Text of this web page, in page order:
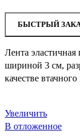
БЫСТРЫЙ
Лента
шириной 3 см,
качестве
Увеличить
В отложенное